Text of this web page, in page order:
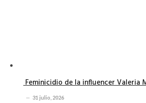
Feminicidio de la influencer Valeria
31 julio, 2026